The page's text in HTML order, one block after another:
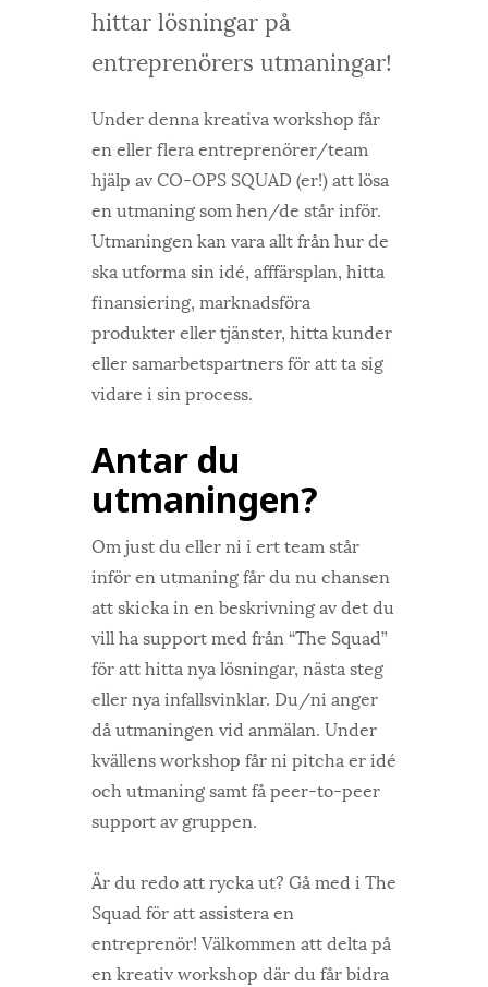
hittar lösningar på
entreprenörers utmaningar!
Under denna kreativa workshop får
en eller flera entreprenörer/team
hjälp av CO-OPS SQUAD (er!) att lösa
en utmaning som hen/de står inför.
Utmaningen kan vara allt från hur de
ska utforma sin idé, afffärsplan, hitta
finansiering, marknadsföra
produkter eller tjänster, hitta kunder
eller samarbetspartners för att ta sig
vidare i sin process.
Antar du
utmaningen?
Om just du eller ni i ert team står
inför en utmaning får du nu chansen
att skicka in en beskrivning av det du
vill ha support med från “The Squad”
för att hitta nya lösningar, nästa steg
eller nya infallsvinklar. Du/ni anger
då utmaningen vid anmälan. Under
kvällens workshop får ni pitcha er idé
och utmaning samt få peer-to-peer
support av gruppen.
Är du redo att rycka ut? Gå med i The
Squad för att assistera en
entreprenör! Välkommen att delta på
en kreativ workshop där du får bidra